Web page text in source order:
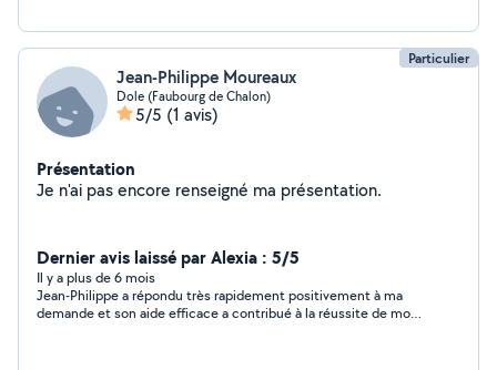
Particulier
Jean-Philippe Moureaux
Dole (Faubourg de Chalon)
5/5 (1 avis)
Présentation
Je n'ai pas encore renseigné ma présentation.
Dernier avis laissé par Alexia : 5/5
Il y a plus de 6 mois
Jean-Philippe a répondu très rapidement positivement à ma
demande et son aide efficace a contribué à la réussite de mon